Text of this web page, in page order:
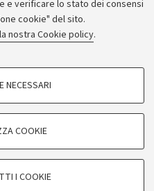
e verificare lo stato dei consensi
cookie" del sito.
nostra Cookie policy.
NECESSARI
COOKIE
I COOKIE
e accessibilità
accessibilità
legali
Cookie
STUDIORUM - Università di
Bologna - PI: